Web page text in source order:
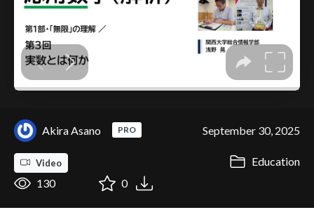
Akira Asano PRO September 30, 2025
Video
Education
130
0